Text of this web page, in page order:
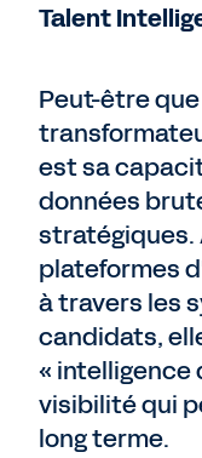
Talent
Peut-être
est sa
données
stratégiques.
plateformes
à travers les
candidats,
« intelligence
visibilité qui
long terme.